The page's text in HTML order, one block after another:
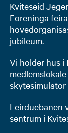
Kviteseid
Foreninga
jubileum.
Vi holder hus i
skytesimulator
Leirduebanen
sentrum i